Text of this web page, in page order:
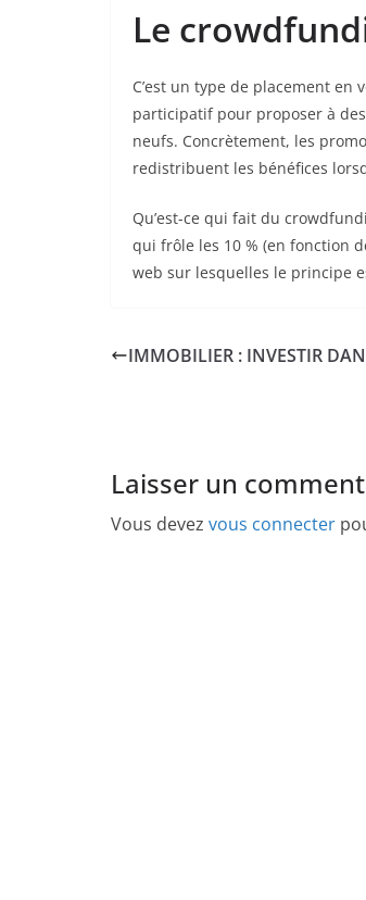
Le
C’est un type de placement
participatif pour proposer à
neufs. Concrètement, les
redistribuent les bénéfices
Qu’est-ce qui fait du
qui frôle les 10 % (en fonction
web sur lesquelles le principe
IMMOBILIER : INVESTIR
Laisser un
Vous devez vous connecter